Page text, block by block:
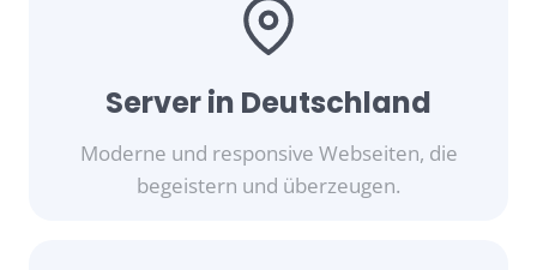
Server in Deutschland
Moderne und responsive Webseiten, die
begeistern und überzeugen.